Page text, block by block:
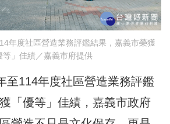
年度社區營造業務評鑑結果，嘉義市榮獲
等」佳績／嘉義市府提供
至114年度社區營造業務評鑑
「優等」佳績，嘉義市政府